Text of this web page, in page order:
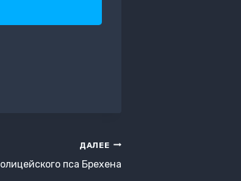
ДАЛЕЕ
пса Брехена